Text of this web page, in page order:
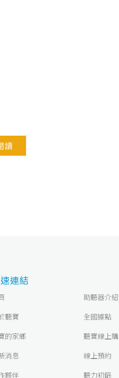
讀
連結
聽寶
的家鄉
消息
夥伴
助聽器介紹
全國據點
聽寶線上購
線上預約
聽力初篩